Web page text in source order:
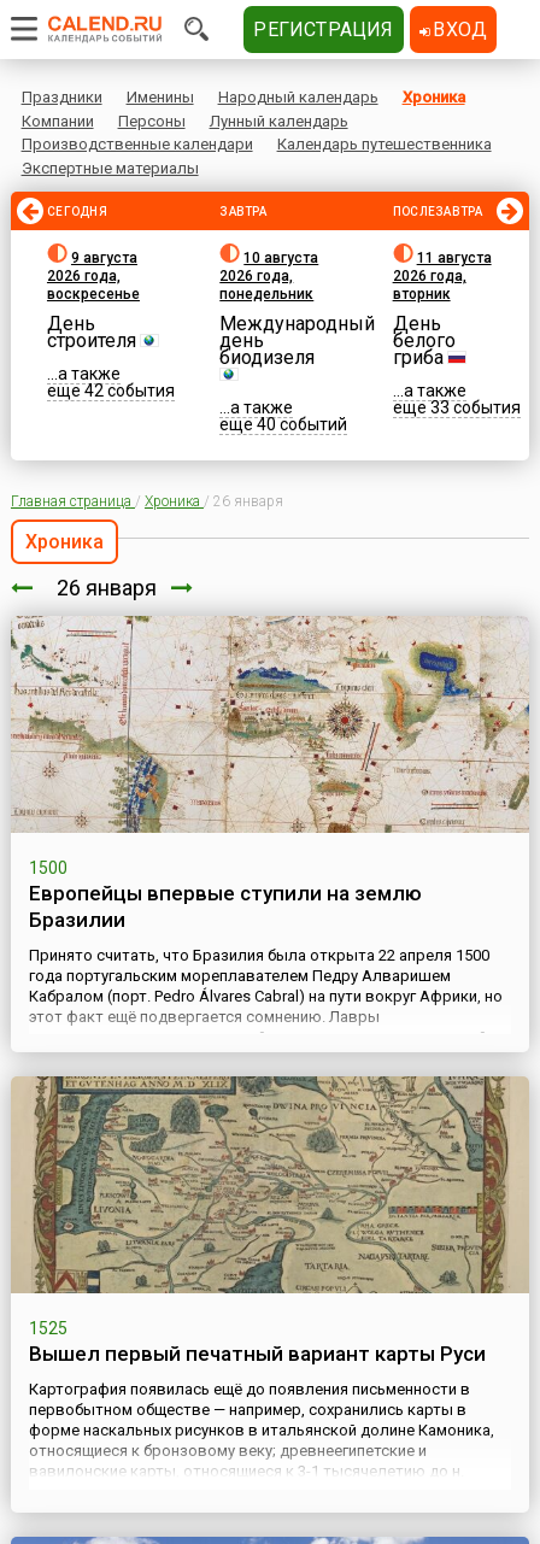
Праздники Именины Народный календарь
Хроника
Компании
Персоны
Лунный календарь
Производственные календари
Календарь путешественника
Экспертные материалы
СЕГОДНЯ
9 августа
2026 года,
воскресенье
День
строителя
...а также
еще 42 события
ЗАВТРА
10 августа
2026 года,
понедельник
Международный
день
биодизеля
...а также
еще 40 событий
ПОСЛЕЗАВТРА
11 августа
2026 года,
вторник
День
белого
гриба
...а также
еще 33 события
Главная страница / Хроника / 26 января
Хроника
26 января
1500
Европейцы впервые ступили на землю
Бразилии
Принято считать, что Бразилия была открыта 22 апреля 1500
года португальским мореплавателем Педру Алваришем
Кабралом (порт. Pedro Álvares Cabral) на пути вокруг Африки, но
этот факт ещё подвергается сомнению. Лавры
первооткрывателя территорий, относящихся к современной
Бразилии, принадлежат Висенте Яньесу Пинсону (исп. Vicente
Yáñez Pinzón), испанскому мореплавателю, исследователю и
конкистадору. ...
1525
Вышел первый печатный вариант карты Руси
Картография появилась ещё до появления письменности в
первобытном обществе — например, сохранились карты в
форме наскальных рисунков в итальянской долине Камоника,
относящиеся к бронзовому веку; древнеегипетские и
вавилонские карты, относящиеся к 3-1 тысячелетию до н.
обширный справочник по координатам различных точек и
учебник по составлению...
РЕГИСТРАЦИЯ ВХОД